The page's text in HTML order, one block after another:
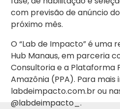
com previsão de anúncio
próximo mês.
O “Lab de Impacto” é uma
Hub Manaus, em parceria
Consultoria e a Plataforma
Amazônia (PPA). Para
labdeimpacto.com.br ou
@labdeimpacto_.